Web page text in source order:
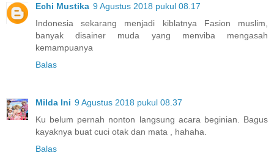
Echi Mustika 9 Agustus 2018 pukul 08.17
Indonesia sekarang menjadi kiblatnya Fasion muslim,
banyak disainer muda yang menviba mengasah
kemampuanya
Balas
Milda Ini 9 Agustus 2018 pukul 08.37
Ku belum pernah nonton langsung acara beginian. Bagus
kayaknya buat cuci otak dan mata , hahaha.
Balas